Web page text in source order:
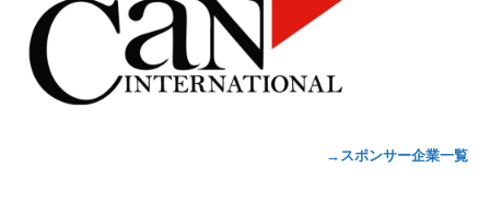
→スポンサー企業一覧